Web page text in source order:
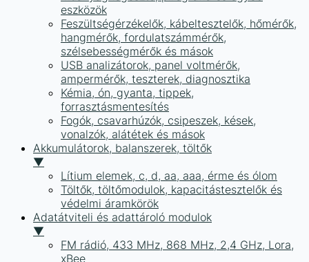
eszközök
Feszültségérzékelők, kábeltesztelők, hőmérők,
hangmérők, fordulatszámmérők,
szélsebességmérők és mások
USB analizátorok, panel voltmérők,
ampermérők, teszterek, diagnosztika
Kémia, ón, gyanta, tippek,
forrasztásmentesítés
Fogók, csavarhúzók, csipeszek, kések,
vonalzók, alátétek és mások
Akkumulátorok, balanszerek, töltők
▼
Lítium elemek, c, d, aa, aaa, érme és ólom
Töltők, töltőmodulok, kapacitástesztelők és
védelmi áramkörök
Adatátviteli és adattároló modulok
▼
FM rádió, 433 MHz, 868 MHz, 2,4 GHz, Lora,
xBee